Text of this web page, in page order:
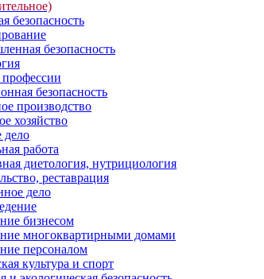
безопасность
безопасность
безопасность
производство
хозяйство
дело
работа
диетология, нутрициология
реставрация
дело
бизнесом
многоквартирными домами
персоналом
культура и спорт